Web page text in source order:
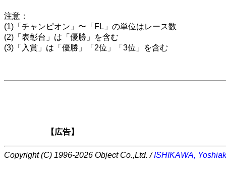
注意：
(1)「チャンピオン」〜「FL」の単位はレース数
(2)「表彰台」は「優勝」を含む
(3)「入賞」は「優勝」「2位」「3位」を含む
【広告】
Copyright (C) 1996-2026 Object Co.,Ltd. /ISHIKAWA,